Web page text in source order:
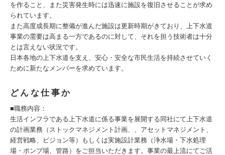
を作ること、また災害発生時には迅速に施設を復旧させることが求め
られています。
また高度成長期に整備が進んだ施設は更新時期がきており、上下水道
事業の需要は高まる一方であるのに対して、それを担う技術者は十分
とは言えない状況です。
日本各地の上下水道を支え、安心・安全な市民生活を持続させていく
ために新たなメンバーを求めています。
どんな仕事か
■職務内容：
生活インフラである上下水道に係る事業を展開する同社にて上下水道
の計画業務（ストックマネジメント計画、、アセットマネジメント、
経営戦略、ビジョン等）もしくは実施設計業務（浄水場・下水処理
場・ポンプ場、管路）をご担当いただきます。事業の最上流にてご活